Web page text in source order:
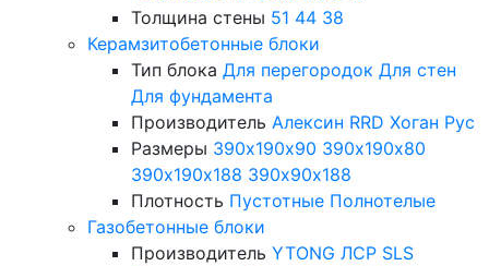
Толщина стены 51 44 38
Керамзитобетонные блоки
Тип блока Для перегородок Для стен
Для фундамента
Производитель Алексин RRD Хоган Рус
Размеры 390х190х90 390х190х80
390х190х188 390х90х188
Плотность Пустотные Полнотелые
Газобетонные блоки
Производитель YTONG ЛСР SLS